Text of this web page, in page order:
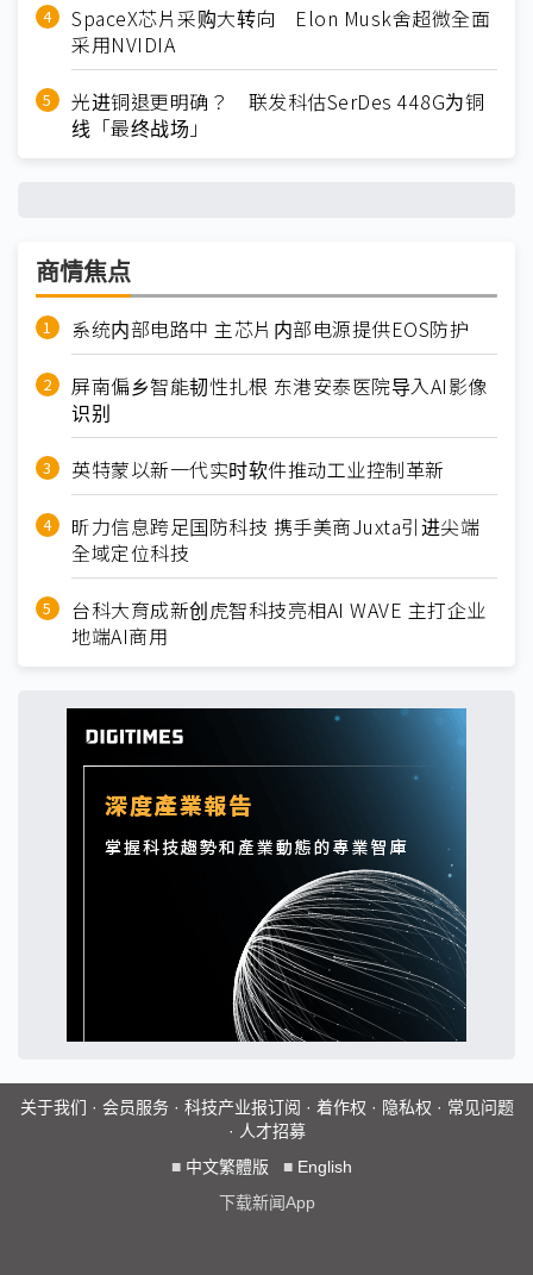
SpaceX芯片采购大转向 Elon Musk舍超微全面
采用NVIDIA
光进铜退更明确？ 联发科估SerDes 448G为铜
线「最终战场」
商情焦点
系统内部电路中 主芯片内部电源提供EOS防护
屏南偏乡智能韧性扎根 东港安泰医院导入AI影像
识别
英特蒙以新一代实时软件推动工业控制革新
昕力信息跨足国防科技 携手美商Juxta引进尖端
全域定位科技
台科大育成新创虎智科技亮相AI WAVE 主打企业
地端AI商用
关于我们 · 会员服务· 科技产业报订阅 · 着作权 · 隐私权 · 常见问题
· 人才招募
■ 中文繁體版 ■ English
下载新闻App